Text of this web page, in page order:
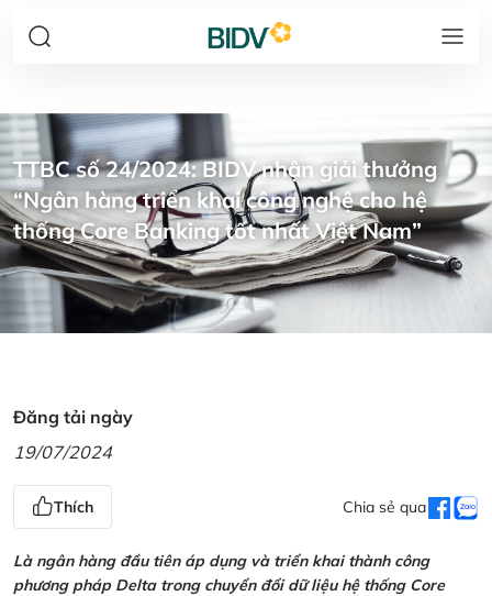
TTBC số 24/2024: BIDV nhận giải thưởng
“Ngân hàng triển khai công nghệ cho hệ
thống Core Banking tốt nhất Việt Nam”
Đăng tải ngày
19/07/2024
Thích Chia sẻ qua
Là ngân hàng đầu tiên áp dụng và triển khai thành công
phương pháp Delta trong chuyển đổi dữ liệu hệ thống Core